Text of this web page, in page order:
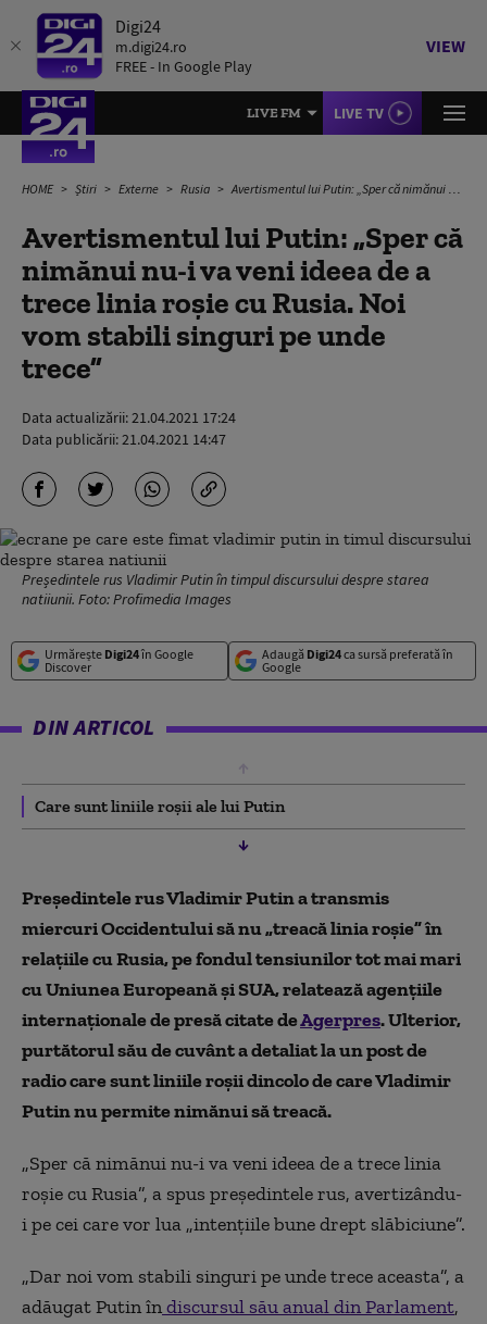
Digi24
m.digi24.ro
FREE - In Google Play
VIEW
LIVE FM LIVE TV
HOME Știri Externe Rusia Avertismentul lui Putin: „Sper că nimănui nu-i va veni ideea de a trece linia roşie cu Rusia. Noi vom stabili singuri pe unde trece”
Avertismentul lui Putin: „Sper că
nimănui nu-i va veni ideea de a
trece linia roşie cu Rusia. Noi
vom stabili singuri pe unde
trece”
Data actualizării:21.04.2021 17:24
Data publicării:21.04.2021 14:47
Președintele rus Vladimir Putin în timpul discursului despre starea
natiiunii. Foto: Profimedia Images
Urmărește Digi24în Google
Discover
Adaugă Digi24ca sursă preferată în
Google
DIN ARTICOL
Care sunt liniile roșii ale lui Putin
Preşedintele rus Vladimir Putin a transmis
miercuri Occidentului să nu „treacă linia roşie” în
relaţiile cu Rusia, pe fondul tensiunilor tot mai mari
cu Uniunea Europeană și SUA, relatează agențiile
internaționale de presă citate deAgerpres. Ulterior,
purtătorul său de cuvânt a detaliat la un post de
radio care sunt liniile roșii dincolo de care Vladimir
Putin nu permite nimănui să treacă.
„Sper că nimănui nu-i va veni ideea de a trece linia
roşie cu Rusia”, a spus preşedintele rus, avertizându-
i pe cei care vor lua „intenţiile bune drept slăbiciune”.
„Dar noi vom stabili singuri pe unde trece aceasta”, a
adăugat Putin îndiscursul său anual din Parlament,